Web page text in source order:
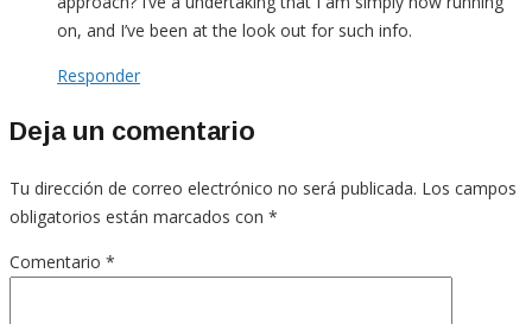
on, and I’ve been at the look out for such info.
Responder
Deja un comentario
Tu dirección de correo electrónico no será publicada. Los campos
obligatorios están marcados con *
Comentario *